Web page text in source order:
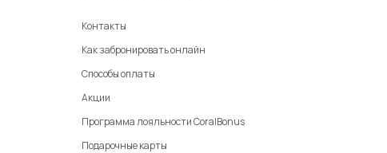
Контакты
Как забронировать онлайн
Способы оплаты
Акции
Программа лояльности CoralBonus
Подарочные карты